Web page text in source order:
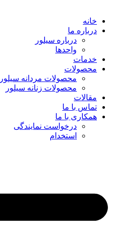
خانه
درباره ما
درباره سیلور
واحدها
خدمات
محصولات
محصولات مردانه سیلور
محصولات زنانه سیلور
مقالات
تماس با ما
همکاری با ما
درخواست نمایندگی
استخدام